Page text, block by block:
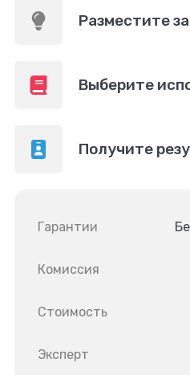
Разместите
Выберите
Получите
Гарантии
Комиссия
Стоимость
Эксперт